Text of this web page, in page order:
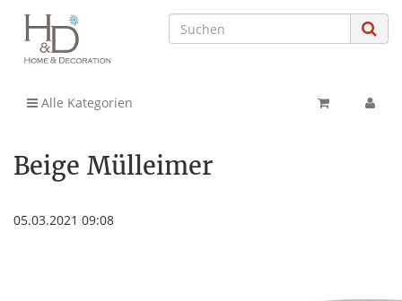
Alle Kategorien
Beige Mülleimer
05.03.2021 09:08